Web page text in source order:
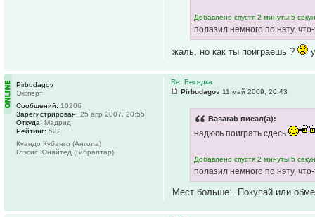
Добавлено спустя 2 минуты 5
полазил немного по нэту,
жаль, но как ты поиграешь ?
Re: Беседка
Pirbudagov 11 май 2009, 20:43
Basarab писал(а):
надюсь поиграть сдесь
Добавлено спустя 2 минуты 5
полазил немного по нэту,
Мест больше.. Покупай или
Pirbudagov
Эксперт
Сообщений: 10206
Зарегистрирован: 25 апр 2007, 20:55
Откуда: Мадрид
Рейтинг: 522
Куандо Кубанго (Ангола)
Глэсис Юнайтед (Гибралтар)